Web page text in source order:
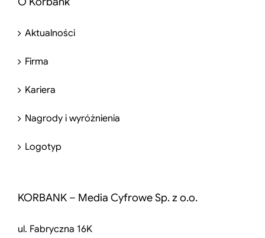
Aktualności
Firma
Kariera
Nagrody i wyróżnienia
Logotyp
KORBANK – Media Cyfrowe Sp. z o.o.
ul. Fabryczna 16K